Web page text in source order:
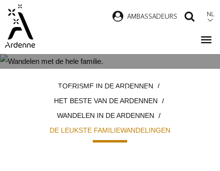
Overslaan
naar
inhoud
AMBASSADEURS NL
VOOR HET HELE GEZIN
TOERISME IN DE ARDENNEN
HET BESTE VAN DE ARDENNEN
WANDELEN IN DE ARDENNEN
DE LEUKSTE FAMILIEWANDELINGEN